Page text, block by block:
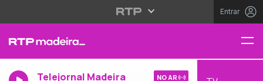
Entrar
Telejornal Madeira NO AR